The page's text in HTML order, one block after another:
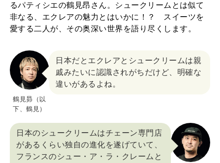
2025年12月号「お酒の新常識。」
るパティシエの鶴見昂さん。シュークリームとは似て
非なる、エクレアの魅力とはいかに！？ スイーツを
愛する二人が、その奥深い世界を語り尽くします。
鶴見昴（以
下、鶴見）
日本だとエクレアとシュークリームは親
戚みたいに認識されがちだけど、明確な
違いがあるよね。
日本のシュークリームはチェーン専門店
があるくらい独自の進化を遂げていて、
フランスのシュー・ア・ラ・クレームと